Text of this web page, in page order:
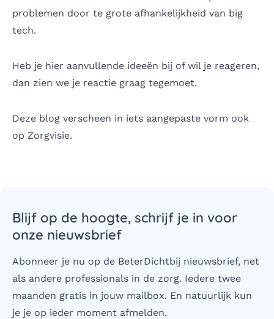
problemen door te grote afhankelijkheid van big
tech.
Heb je hier aanvullende ideeën bij of wil je reageren,
dan zien we je reactie graag tegemoet.
Deze blog verscheen in iets aangepaste vorm ook
op Zorgvisie.
Blijf op de hoogte, schrijf je in voor
onze nieuwsbrief
Abonneer je nu op de BeterDichtbij nieuwsbrief, net
als andere professionals in de zorg. Iedere twee
maanden gratis in jouw mailbox. En natuurlijk kun
je je op ieder moment afmelden.